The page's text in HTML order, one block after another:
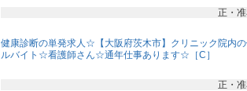
正・
健康診断の単発求人☆【大阪府茨木市】クリニック院内
ルバイト☆看護師さん☆通年仕事あります☆［C］
正・